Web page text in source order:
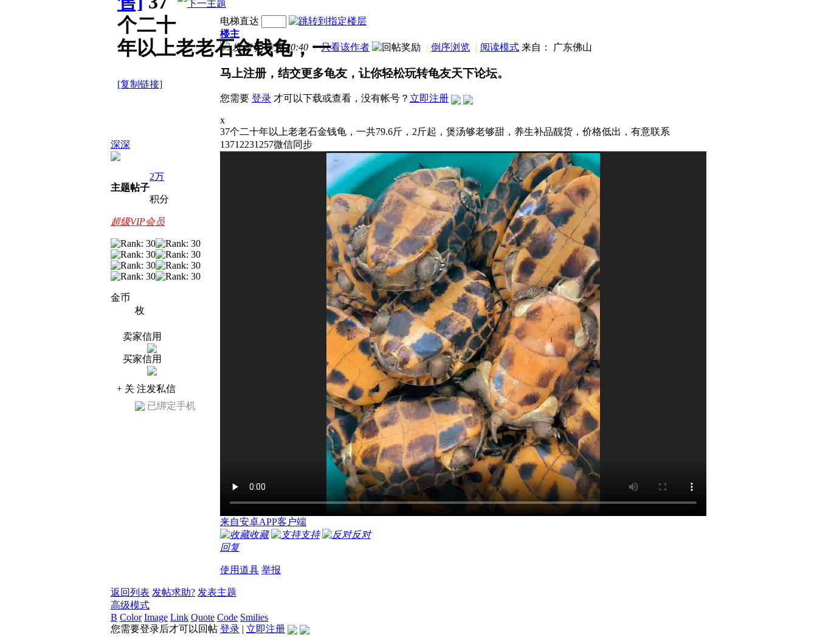
个二十
年以上老老石金钱龟，一
[复制链接]
深深
主题帖子
2万
积分
超级VIP会员
金币
枚
卖家信用
买家信用
+ 关 注发私信
已绑定手机
电梯直达
楼主
发表于昨天 20:40 | 只看该作者 | 倒序浏览 | 阅读模式 来自： 广东佛山
马上注册，结交更多龟友，让你轻松玩转龟友天下论坛。
您需要 登录 才可以下载或查看，没有帐号？ 立即注册
x
37个二十年以上老老石金钱龟，一共79.6斤，2斤起，煲汤够老够甜，养生补品靓货，价格低出，有意联系
13712231257微信同步
来自安卓APP客户端
收藏
支持
反对
回复
使用道具 举报
返回列表 发帖求助? 发表主题
高级模式
B Color Image Link Quote Code Smilies
您需要登录后才可以回帖 登录 | 立即注册